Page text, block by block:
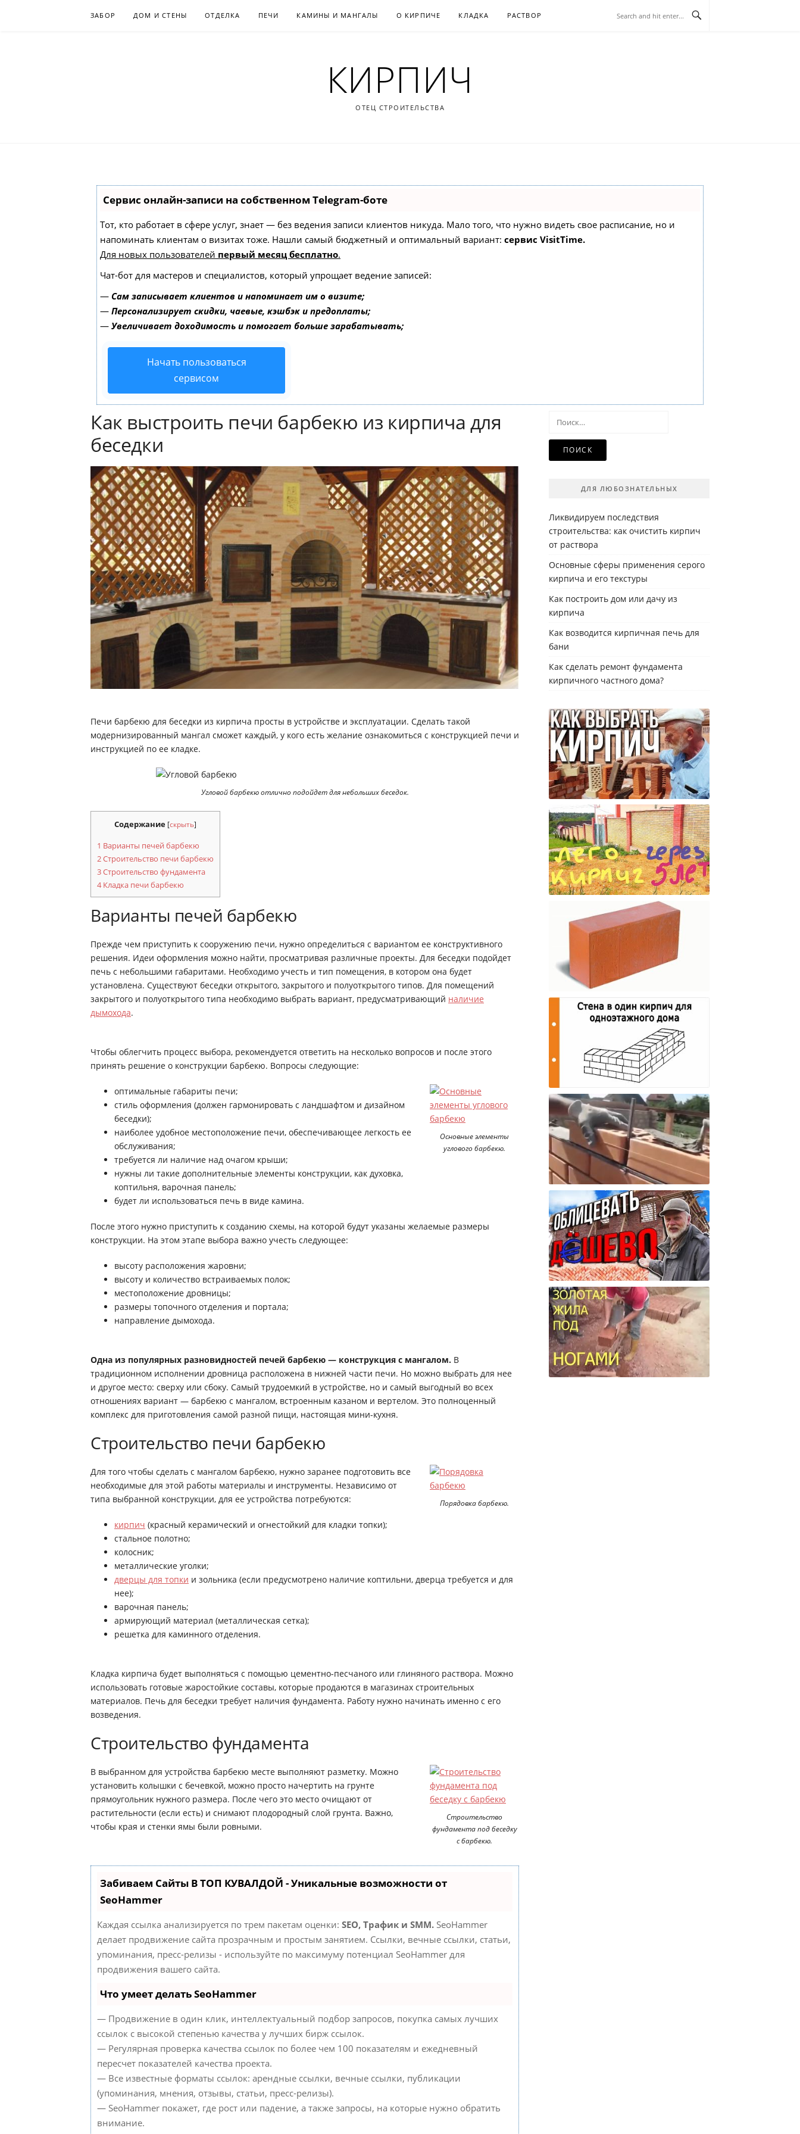
ЗАБОР ДОМ И СТЕНЫ ОТДЕЛКА ПЕЧИ КАМИНЫ И МАНГАЛЫ О КИРПИЧЕ КЛАДКА РАСТВОР
КИРПИЧ
ОТЕЦ СТРОИТЕЛЬСТВА
Сервис онлайн-записи на собственном Telegram-боте
Тот, кто работает в сфере услуг, знает — без ведения записи клиентов никуда. Мало того, что нужно видеть свое расписание, но и
напоминать клиентам о визитах тоже. Нашли самый бюджетный и оптимальный вариант: сервис VisitTime.
Для новых пользователей первый месяц бесплатно.
Чат-бот для мастеров и специалистов, который упрощает ведение записей:
— Сам записывает клиентов и напоминает им о визите;
— Персонализирует скидки, чаевые, кэшбэк и предоплаты;
— Увеличивает доходимость и помогает больше зарабатывать;
Начать пользоваться
сервисом
Как выстроить печи барбекю из кирпича для
беседки
Печи барбекю для беседки из кирпича просты в устройстве и эксплуатации. Сделать такой
модернизированный мангал сможет каждый, у кого есть желание ознакомиться с конструкцией печи и
инструкцией по ее кладке.
Угловой барбекю отлично подойдет для небольших беседок.
Содержание [скрыть]
1 Варианты печей барбекю
2Строительство печи барбекю
3Строительство фундамента
4Кладка печи барбекю
Варианты печей барбекю
Прежде чем приступить к сооружению печи, нужно определиться с вариантом ее конструктивного
решения. Идеи оформления можно найти, просматривая различные проекты. Для беседки подойдет
печь с небольшими габаритами. Необходимо учесть и тип помещения, в котором она будет
установлена. Существуют беседки открытого, закрытого и полуоткрытого типов. Для помещений
закрытого и полуоткрытого типа необходимо выбрать вариант, предусматривающий наличие
дымохода.
Чтобы облегчить процесс выбора, рекомендуется ответить на несколько вопросов и после этого
принять решение о конструкции барбекю. Вопросы следующие:
Основные элементы
углового барбекю.
оптимальные габариты печи;
стиль оформления (должен гармонировать с ландшафтом и дизайном
беседки);
наиболее удобное местоположение печи, обеспечивающее легкость ее
обслуживания;
требуется ли наличие над очагом крыши;
нужны ли такие дополнительные элементы конструкции, как духовка,
коптильня, варочная панель;
будет ли использоваться печь в виде камина.
После этого нужно приступить к созданию схемы, на которой будут указаны желаемые размеры
конструкции. На этом этапе выбора важно учесть следующее:
высоту расположения жаровни;
высоту и количество встраиваемых полок;
местоположение дровницы;
размеры топочного отделения и портала;
направление дымохода.
Одна из популярных разновидностей печей барбекю — конструкция с мангалом. В
традиционном исполнении дровница расположена в нижней части печи. Но можно выбрать для нее
и другое место: сверху или сбоку. Самый трудоемкий в устройстве, но и самый выгодный во всех
отношениях вариант — барбекю с мангалом, встроенным казаном и вертелом. Это полноценный
комплекс для приготовления самой разной пищи, настоящая мини-кухня.
Строительство печи барбекю
Порядовка барбекю.
Для того чтобы сделать с мангалом барбекю, нужно заранее подготовить все
необходимые для этой работы материалы и инструменты. Независимо от
типа выбранной конструкции, для ее устройства потребуются:
кирпич (красный керамический и огнестойкий для кладки топки);
стальное полотно;
колосник;
металлические уголки;
дверцы для топки и зольника (если предусмотрено наличие коптильни, дверца требуется и для
нее);
варочная панель;
армирующий материал (металлическая сетка);
решетка для каминного отделения.
Кладка кирпича будет выполняться с помощью цементно-песчаного или глиняного раствора. Можно
использовать готовые жаростойкие составы, которые продаются в магазинах строительных
материалов. Печь для беседки требует наличия фундамента. Работу нужно начинать именно с его
возведения.
Строительство фундамента
Строительство
фундамента под беседку
с барбекю.
В выбранном для устройства барбекю месте выполняют разметку. Можно
установить колышки с бечевкой, можно просто начертить на грунте
прямоугольник нужного размера. После чего это место очищают от
растительности (если есть) и снимают плодородный слой грунта. Важно,
чтобы края и стенки ямы были ровными.
Забиваем Сайты В ТОП КУВАЛДОЙ - Уникальные возможности от
SeoHammer
Каждая ссылка анализируется по трем пакетам оценки: SEO, Трафик и SMM. SeoHammer
делает продвижение сайта прозрачным и простым занятием. Ссылки, вечные ссылки, статьи,
упоминания, пресс-релизы - используйте по максимуму потенциал SeoHammer для
продвижения вашего сайта.
Что умеет делать SeoHammer
— Продвижение в один клик, интеллектуальный подбор запросов, покупка самых лучших
ссылок с высокой степенью качества у лучших бирж ссылок.
— Регулярная проверка качества ссылок по более чем 100 показателям и ежедневный
пересчет показателей качества проекта.
— Все известные форматы ссылок: арендные ссылки, вечные ссылки, публикации
(упоминания, мнения, отзывы, статьи, пресс-релизы).
— SeoHammer покажет, где рост или падение, а также запросы, на которые нужно обратить
внимание.
Найти:
ДЛЯ ЛЮБОЗНАТЕЛЬНЫХ
Ликвидируем последствия
строительства: как очистить кирпич
от раствора
Основные сферы применения серого
кирпича и его текстуры
Как построить дом или дачу из
кирпича
Как возводится кирпичная печь для
бани
Как сделать ремонт фундамента
кирпичного частного дома?
Как правильно выбрать кирпич для
строительства
Новый ЛЕГО Кирпич
СТРОИТЕЛЬНЫЙ КИРПИЧ И ЕГО
ВИДЫ, СВОЙСТВА, МАРКИ,
ПРИМЕНЕНИЕ
Стена в один кирпич для
одноэтажного дома, плюсы и минусы?
Как правильно класть кирпич. Как
сделать идеальные швы!
Как можно дешево и на века
облицевать свой дом?